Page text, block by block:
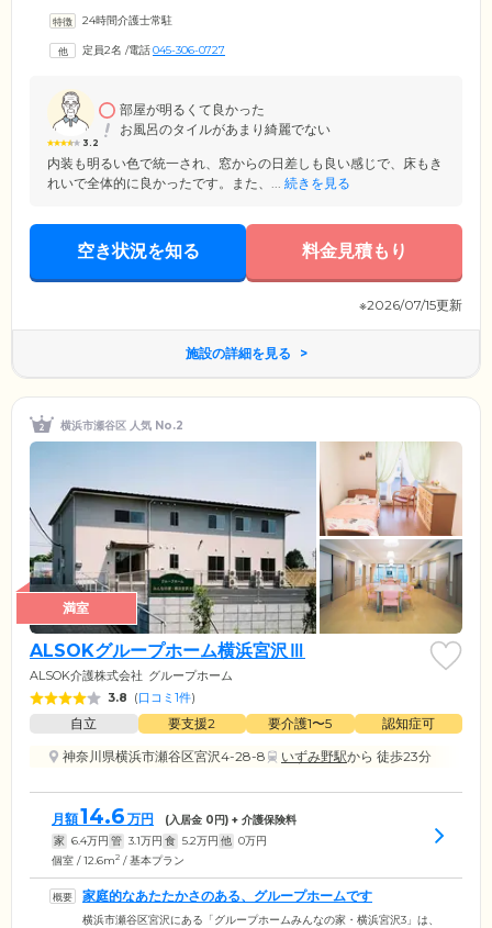
ッフは24時間常駐し、ご入居者様それぞれの個性を把握。家事や炊事な
で、認知症の進行緩和を目指します。ホーム近くには和泉川宮沢遊水池
24時間介護士常駐
定員2名 /電話045-306-0727
3.2
部屋が明るくて良かった
お風呂のタイルがあまり綺麗でない
内装も明るい色で統一され、窓からの日差しも良い感じで、床もき
れいで全体的に良かったです。また、... 続きを見る
空き状況を知る 料金見積もり
※2026/07/15更新
施設の詳細を見る
横浜市瀬谷区 人気 No.2
満室
ALSOKグループホーム横浜宮沢Ⅲ
ALSOK介護株式会社 グループホーム
3.8 (口コミ1件)
自立 要支援2 要介護1〜5
認知症可
神奈川県横浜市瀬谷区宮沢4-28-8
いずみ野駅から 徒歩23分
月額14.6 万円 (入居金 0円) + 介護保険料
家 6.4万円 管 3.1万円 食 5.2万円 他 0万円
個室 / 12.6m2 / 基本プラン
家庭的なあたたかさのある、グループホームです
横浜市瀬谷区宮沢にある「グループホームみんなの家・横浜宮沢3」は、